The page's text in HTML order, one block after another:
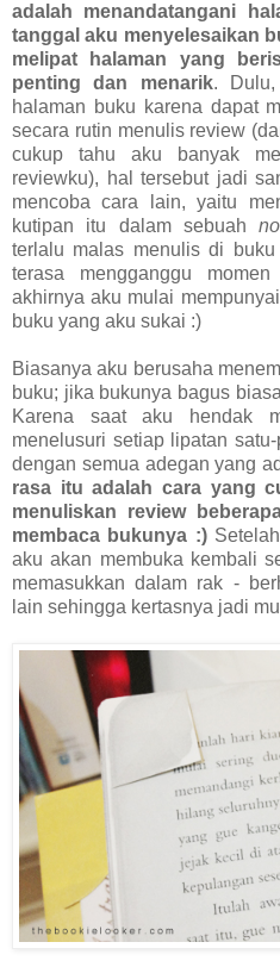
adalah menandatangani
tanggal aku menyelesaikan
melipat halaman yang
penting dan menarik.
halaman buku karena dapat
secara rutin menulis review
cukup tahu aku banyak
reviewku), hal tersebut jadi
mencoba cara lain, yaitu
kutipan itu dalam sebuah
terlalu malas menulis di
terasa mengganggu
akhirnya aku mulai
buku yang aku sukai :)
Biasanya aku berusaha
buku; jika bukunya bagus
Karena saat aku hendak
menelusuri setiap lipatan
dengan semua adegan yang
rasa itu adalah cara yang
menuliskan review
membaca bukunya :)Setelah
aku akan membuka kembali
memasukkan dalam rak -
lain sehingga kertasnya jadi